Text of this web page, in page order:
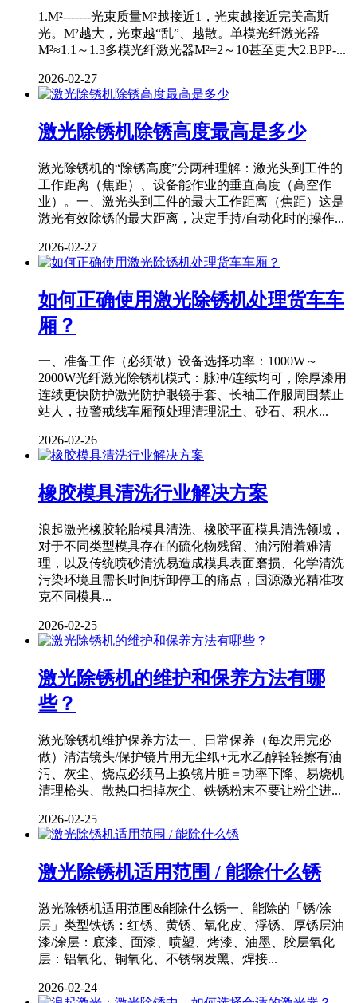
1.M²-------光束质量M²越接近1，光束越接近完美高斯
光。M²越大，光束越“乱”、越散。单模光纤激光器
M²≈1.1～1.3多模光纤激光器M²=2～10甚至更大2.BPP-...
2026-02-27
激光除锈机除锈高度最高是多少
激光除锈机的“除锈高度”分两种理解：激光头到工件的
工作距离（焦距）、设备能作业的垂直高度（高空作
业）。一、激光头到工件的最大工作距离（焦距）这是
激光有效除锈的最大距离，决定手持/自动化时的操作...
2026-02-27
如何正确使用激光除锈机处理货车车
厢？
一、准备工作（必须做）设备选择功率：1000W～
2000W光纤激光除锈机模式：脉冲/连续均可，除厚漆用
连续更快防护激光防护眼镜手套、长袖工作服周围禁止
站人，拉警戒线车厢预处理清理泥土、砂石、积水...
2026-02-26
橡胶模具清洗行业解决方案
浪起激光橡胶轮胎模具清洗、橡胶平面模具清洗领域，
对于不同类型模具存在的硫化物残留、油污附着难清
理，以及传统喷砂清洗易造成模具表面磨损、化学清洗
污染环境且需长时间拆卸停工的痛点，国源激光精准攻
克不同模具...
2026-02-25
激光除锈机的维护和保养方法有哪
些？
激光除锈机维护保养方法一、日常保养（每次用完必
做）清洁镜头/保护镜片用无尘纸+无水乙醇轻轻擦有油
污、灰尘、烧点必须马上换镜片脏＝功率下降、易烧机
清理枪头、散热口扫掉灰尘、铁锈粉末不要让粉尘进...
2026-02-25
激光除锈机适用范围 / 能除什么锈
激光除锈机适用范围&能除什么锈一、能除的「锈/涂
层」类型铁锈：红锈、黄锈、氧化皮、浮锈、厚锈层油
漆/涂层：底漆、面漆、喷塑、烤漆、油墨、胶层氧化
层：铝氧化、铜氧化、不锈钢发黑、焊接...
2026-02-24